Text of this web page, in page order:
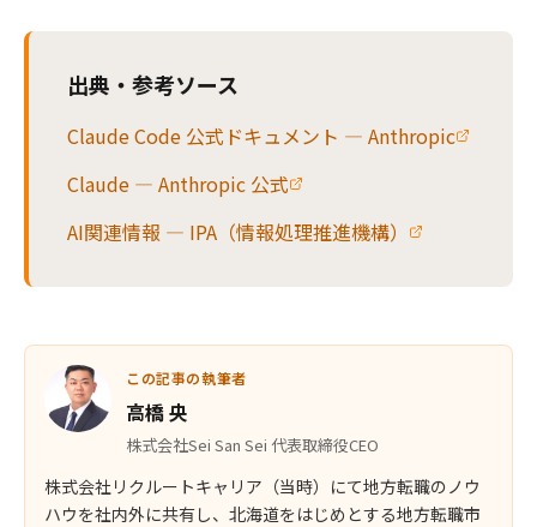
出典・参考ソース
Claude Code 公式ドキュメント — Anthropic
Claude — Anthropic 公式
AI関連情報 — IPA（情報処理推進機構）
この記事の執筆者
高橋 央
株式会社Sei San Sei 代表取締役CEO
株式会社リクルートキャリア（当時）にて地方転職のノウ
ハウを社内外に共有し、北海道をはじめとする地方転職市